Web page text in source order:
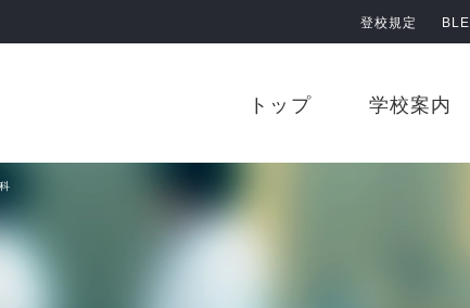
法人 原田学園 鹿児島情報高等
トップ 学校案内
登校規定